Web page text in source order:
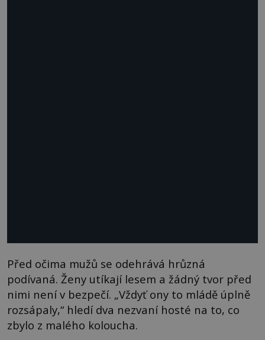
Před očima mužů se odehrává hrůzná
podívaná. Ženy utíkají lesem a žádný tvor před
nimi není v bezpečí. „Vždyť ony to mládě úplně
rozsápaly,“ hledí dva nezvaní hosté na to, co
zbylo z malého koloucha.